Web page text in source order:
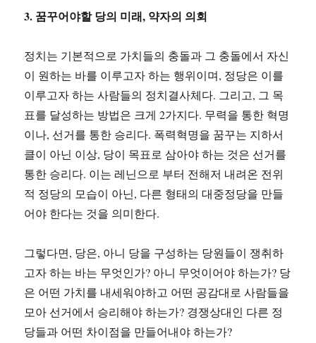
3. 꿈꾸어야할 당의 미래, 약자의 의회
정치는 기본적으로 가치들의 충돌과 그 충돌에서 자신
이 원하는 바를 이루고자 하는 행위이며, 정당은 이를
이루고자 하는 사람들의 정치결사체다. 그리고, 그 목
표를 달성하는 방법은 크게 2가지다. 무력을 통한 혁명
이나, 선거를 통한 승리다. 폭력혁명을 꿈꾸는 지하서
클이 아닌 이상, 당이 목표로 삼아야 하는 것은 선거를
통한 승리다. 이는 레닌으로 부터 전해저 내려온 전위
적 정당의 모습이 아닌, 다른 형태의 대중정당을 만들
어야 한다는 것을 의미한다.
그렇다면, 당은, 아니 당을 구성하는 당원들이 쟁취하
고자 하는 바는 무엇인가? 아니 무엇이어야 하는가? 당
은 어떤 가치를 내세워야하고 어떤 공감대로 사람들을
모아 선거에서 승리해야 하는가? 경쟁상대인 다른 정
당들과 어떤 차이점을 만들어내야 하는가?